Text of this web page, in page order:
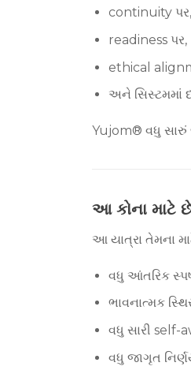
continuity પર,
readiness પર,
ethical
અને સિસ્ટમમાં
Yujom® વધુ સારું
આ કોના માટે
આ યાત્રા તેમના
વધુ આંતરિક
ભાવનાત્મક
વધુ સારી self-
વધુ જાગૃત